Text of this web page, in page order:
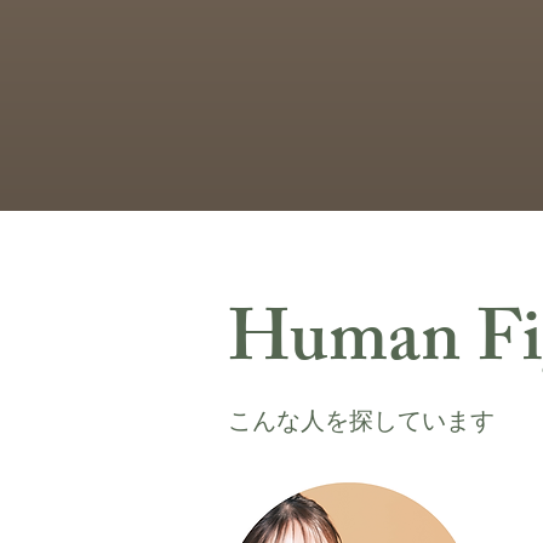
Human
こんな人を探しています